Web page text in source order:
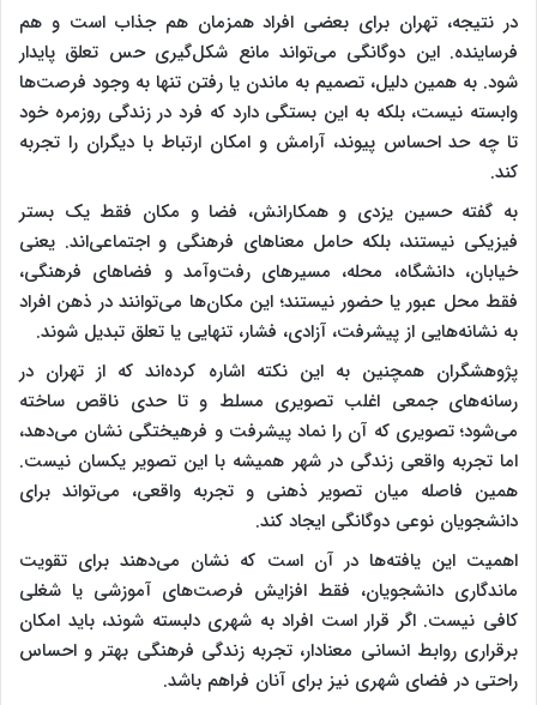
در نتیجه، تهران برای بعضی افراد همزمان هم جذاب است و هم
فرساینده. این دوگانگی می‌تواند مانع شکل‌گیری حس تعلق پایدار
شود. به همین دلیل، تصمیم به ماندن یا رفتن تنها به وجود فرصت‌ها
وابسته نیست، بلکه به این بستگی دارد که فرد در زندگی روزمره خود
تا چه حد احساس پیوند، آرامش و امکان ارتباط با دیگران را تجربه
کند.
به گفته حسین یزدی و همکارانش، فضا و مکان فقط یک بستر
فیزیکی نیستند، بلکه حامل معناهای فرهنگی و اجتماعی‌اند. یعنی
خیابان، دانشگاه، محله، مسیرهای رفت‌وآمد و فضاهای فرهنگی،
فقط محل عبور یا حضور نیستند؛ این مکان‌ها می‌توانند در ذهن افراد
به نشانه‌هایی از پیشرفت، آزادی، فشار، تنهایی یا تعلق تبدیل شوند.
پژوهشگران همچنین به این نکته اشاره کرده‌اند که از تهران در
رسانه‌های جمعی اغلب تصویری مسلط و تا حدی ناقص ساخته
می‌شود؛ تصویری که آن را نماد پیشرفت و فرهیختگی نشان می‌دهد،
اما تجربه واقعی زندگی در شهر همیشه با این تصویر یکسان نیست.
همین فاصله میان تصویر ذهنی و تجربه واقعی، می‌تواند برای
دانشجویان نوعی دوگانگی ایجاد کند.
اهمیت این یافته‌ها در آن است که نشان می‌دهند برای تقویت
ماندگاری دانشجویان، فقط افزایش فرصت‌های آموزشی یا شغلی
کافی نیست. اگر قرار است افراد به شهری دلبسته شوند، باید امکان
برقراری روابط انسانی معنادار، تجربه زندگی فرهنگی بهتر و احساس
راحتی در فضای شهری نیز برای آنان فراهم باشد.